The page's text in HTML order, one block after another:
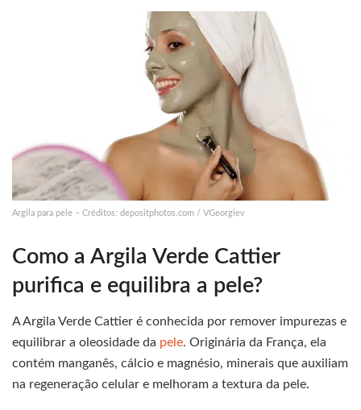
Argila para pele – Créditos: depositphotos.com / VGeorgiev
Como a Argila Verde Cattier
purifica e equilibra a pele?
A Argila Verde Cattier é conhecida por remover impurezas e
equilibrar a oleosidade da pele. Originária da França, ela
contém manganês, cálcio e magnésio, minerais que auxiliam
na regeneração celular e melhoram a textura da pele.